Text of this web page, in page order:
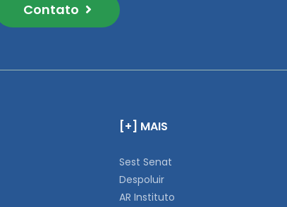
Contato
[+] MAIS
Sest Senat
Despoluir
AR Instituto